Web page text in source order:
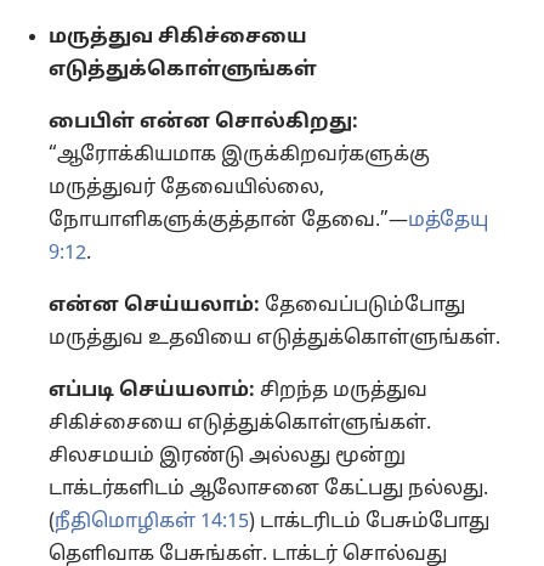
மருத்துவ சிகிச்சையை
எடுத்துக்கொள்ளுங்கள்
பைபிள் என்ன சொல்கிறது:
“ஆரோக்கியமாக இருக்கிறவர்களுக்கு
மருத்துவர் தேவையில்லை,
நோயாளிகளுக்குத்தான் தேவை.”—மத்தேயு
9:12.
என்ன செய்யலாம்: தேவைப்படும்போது
மருத்துவ உதவியை எடுத்துக்கொள்ளுங்கள்.
எப்படி செய்யலாம்: சிறந்த மருத்துவ
சிகிச்சையை எடுத்துக்கொள்ளுங்கள்.
சிலசமயம் இரண்டு அல்லது மூன்று
டாக்டர்களிடம் ஆலோசனை கேட்பது நல்லது.
(நீதிமொழிகள் 14:15) டாக்டரிடம் பேசும்போது
தெளிவாக பேசுங்கள். டாக்டர் சொல்வது